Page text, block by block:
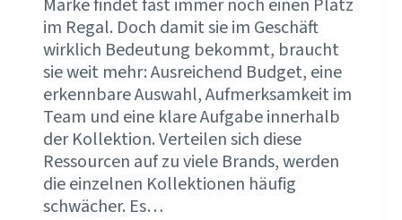
Marke findet fast immer noch einen Platz
im Regal. Doch damit sie im Geschäft
wirklich Bedeutung bekommt, braucht
sie weit mehr: Ausreichend Budget, eine
erkennbare Auswahl, Aufmerksamkeit im
Team und eine klare Aufgabe innerhalb
der Kollektion. Verteilen sich diese
Ressourcen auf zu viele Brands, werden
die einzelnen Kollektionen häufig
schwächer. Es…